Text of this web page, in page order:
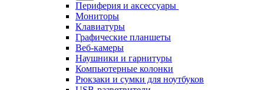
Периферия и аксессуары
Мониторы
Клавиатуры
Графические планшеты
Веб-камеры
Наушники и гарнитуры
Компьютерные колонки
Рюкзаки и сумки для ноутбуков